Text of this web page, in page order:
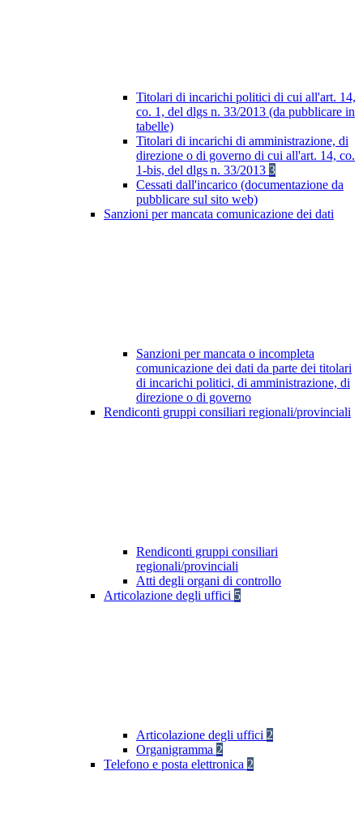
Titolari di incarichi politici di cui all'art. 14,
co. 1, del dlgs n. 33/2013 (da pubblicare in
tabelle)
Titolari di incarichi di amministrazione, di
direzione o di governo di cui all'art. 14, co.
1-bis, del dlgs n. 33/2013 3
Cessati dall'incarico (documentazione da
pubblicare sul sito web)
Sanzioni per mancata comunicazione dei dati
Sanzioni per mancata o incompleta
comunicazione dei dati da parte dei titolari
di incarichi politici, di amministrazione, di
direzione o di governo
Rendiconti gruppi consiliari regionali/provinciali
Rendiconti gruppi consiliari
regionali/provinciali
Atti degli organi di controllo
Articolazione degli uffici 5
Articolazione degli uffici 2
Organigramma 2
Telefono e posta elettronica 2